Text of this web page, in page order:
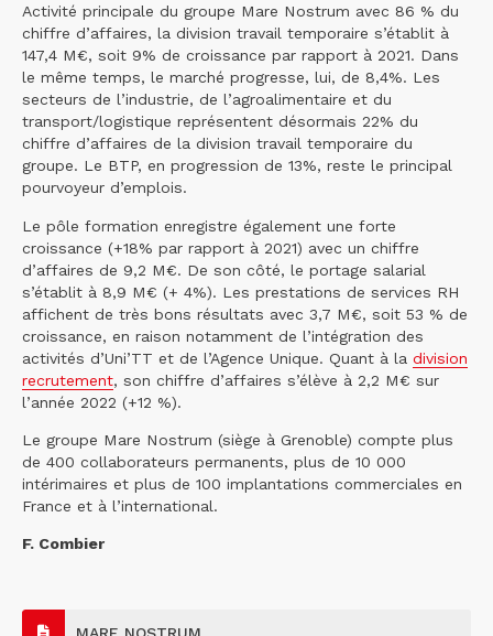
Activité principale du groupe Mare Nostrum avec 86 % du
chiffre d’affaires, la division travail temporaire s’établit à
147,4 M€, soit 9% de croissance par rapport à 2021. Dans
le même temps, le marché progresse, lui, de 8,4%. Les
secteurs de l’industrie, de l’agroalimentaire et du
transport/logistique représentent désormais 22% du
chiffre d’affaires de la division travail temporaire du
groupe. Le BTP, en progression de 13%, reste le principal
pourvoyeur d’emplois.
Le pôle formation enregistre également une forte
croissance (+18% par rapport à 2021) avec un chiffre
d’affaires de 9,2 M€. De son côté, le portage salarial
s’établit à 8,9 M€ (+ 4%). Les prestations de services RH
affichent de très bons résultats avec 3,7 M€, soit 53 % de
croissance, en raison notamment de l’intégration des
activités d’Uni’TT et de l’Agence Unique. Quant à la division
recrutement, son chiffre d’affaires s’élève à 2,2 M€ sur
l’année 2022 (+12 %).
Le groupe Mare Nostrum (siège à Grenoble) compte plus
de 400 collaborateurs permanents, plus de 10 000
intérimaires et plus de 100 implantations commerciales en
France et à l’international.
F. Combier
MARE NOSTRUM